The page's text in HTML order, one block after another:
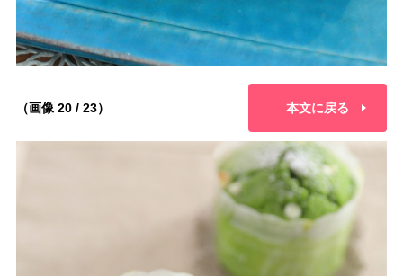
（画像 20 / 23） 本文に戻る